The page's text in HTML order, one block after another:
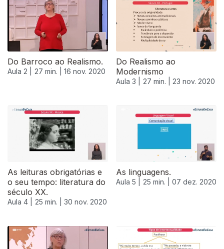
Do Barroco ao Realismo.
Aula 2 | 27 min. | 16 nov. 2020
Do Realismo ao
Modernismo
Aula 3 | 27 min. | 23 nov. 2020
As leituras obrigatórias e
o seu tempo: literatura do
século XX.
Aula 4 | 25 min. | 30 nov. 2020
As linguagens.
Aula 5 | 25 min. | 07 dez. 2020